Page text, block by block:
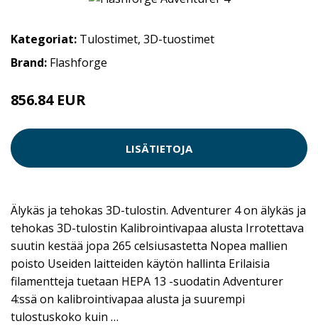
Kategoriat: Tulostimet, 3D-tuostimet
Brand: Flashforge
856.84 EUR
LISÄTIETOJA
Älykäs ja tehokas 3D-tulostin. Adventurer 4 on älykäs ja
tehokas 3D-tulostin Kalibrointivapaa alusta Irrotettava
suutin kestää jopa 265 celsiusastetta Nopea mallien
poisto Useiden laitteiden käytön hallinta Erilaisia
filamentteja tuetaan HEPA 13 -suodatin Adventurer
4:ssä on kalibrointivapaa alusta ja suurempi
tulostuskoko kuin …